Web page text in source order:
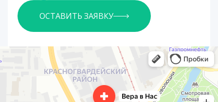
ОСТАВИТЬ ЗАЯВКУ